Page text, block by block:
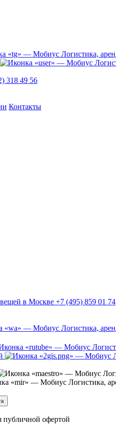
318 49 56
Контакты
+7 (495) 859 01 74
публичной офертой